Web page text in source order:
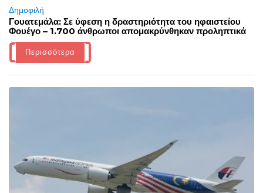
Δημοφιλή
Γουατεμάλα: Σε ύφεση η δραστηριότητα του ηφαιστείου
Φουέγο – 1.700 άνθρωποι απομακρύνθηκαν προληπτικά
Περισσότερα